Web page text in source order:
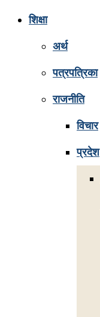
शिक्षा
अर्थ
पत्रपत्रिका
राजनीति
विचार
प्रदेश